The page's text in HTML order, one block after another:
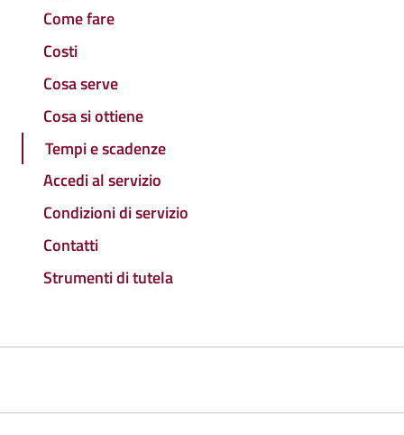
Come fare
Costi
Cosa serve
Cosa si ottiene
Tempi e scadenze
Accedi al servizio
Condizioni di servizio
Contatti
Strumenti di tutela